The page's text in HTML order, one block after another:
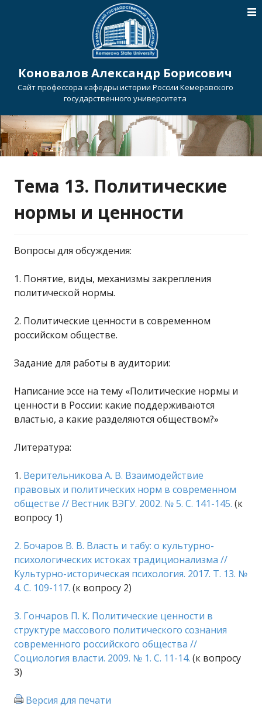
Коновалов Александр Борисович
Сайт профессора кафедры истории России Кемеровского
государственного университета
Тема 13. Политические
нормы и ценности
Вопросы для обсуждения:
1. Понятие, виды, механизмы закрепления
политической нормы.
2. Политические ценности в современном
российском обществе.
Задание для работы в аудитории:
Написание эссе на тему «Политические нормы и
ценности в России: какие поддерживаются
властью, а какие разделяются обществом?»
Литература:
1. Верительникова А. В. Взаимодействие
правовых и политических норм в современном
обществе // Вестник ВЭГУ. 2002. № 5. С. 141-145. (к
вопросу 1)
2. Бочаров В. В. Власть и табу: о культурно-
психологических истоках традиционализма //
Культурно-историческая психология. 2017. Т. 13. №
4. С. 109-117. (к вопросу 2)
3. Гончаров П. К. Политические ценности в
структуре массового политического сознания
современного российского общества //
Социология власти. 2009. № 1. С. 11-14. (к вопросу
3)
Версия для печати